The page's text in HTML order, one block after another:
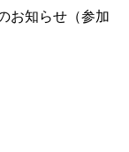
お知らせ（参加